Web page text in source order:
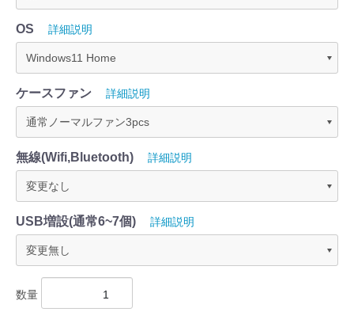
OS 詳細説明
ケースファン 詳細説明
無線(Wifi,Bluetooth) 詳細説明
USB増設(通常6~7個) 詳細説明
数量